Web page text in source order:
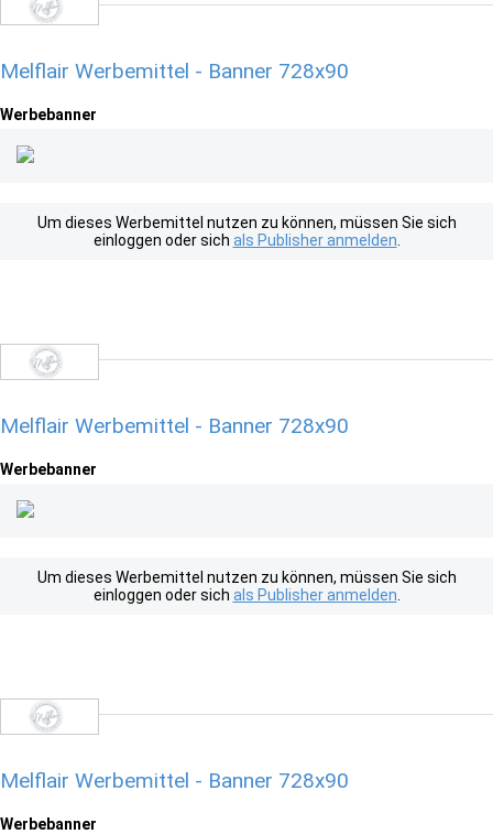
Melflair Werbemittel - Banner 728x90
Werbebanner
Um dieses Werbemittel nutzen zu können, müssen Sie sich
einloggen oder sich als Publisher anmelden
Melflair Werbemittel - Banner 728x90
Werbebanner
Um dieses Werbemittel nutzen zu können, müssen Sie sich
einloggen oder sich als Publisher anmelden
Melflair Werbemittel - Banner 728x90
Werbebanner